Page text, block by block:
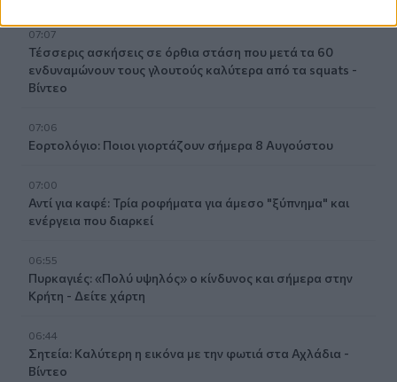
07:07
Τέσσερις ασκήσεις σε όρθια στάση που μετά τα 60
ενδυναμώνουν τους γλουτούς καλύτερα από τα squats -
Βίντεο
07:06
Εορτολόγιο: Ποιοι γιορτάζουν σήμερα 8 Αυγούστου
07:00
Αντί για καφέ: Τρία ροφήματα για άμεσο "ξύπνημα" και
ενέργεια που διαρκεί
06:55
Πυρκαγιές: «Πολύ υψηλός» ο κίνδυνος και σήμερα στην
Κρήτη - Δείτε χάρτη
06:44
Σητεία: Καλύτερη η εικόνα με την φωτιά στα Αχλάδια -
Βίντεο